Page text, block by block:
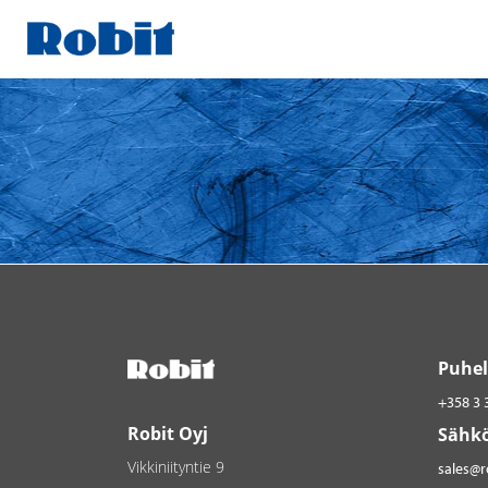
Skip
to
content
Robit Oyj
Vikkiniityntie 9
+358 3